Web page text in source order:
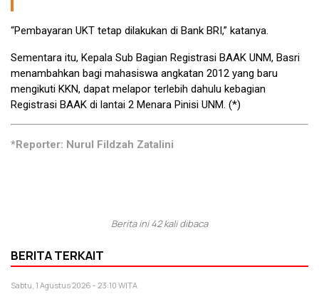
“Pembayaran UKT tetap dilakukan di Bank BRI,” katanya.
Sementara itu, Kepala Sub Bagian Registrasi BAAK UNM, Basri
menambahkan bagi mahasiswa angkatan 2012 yang baru
mengikuti KKN, dapat melapor terlebih dahulu kebagian
Registrasi BAAK di lantai 2 Menara Pinisi UNM. (*)
*Reporter: Nurul Fildzah Zatalini
Berita ini 42 kali dibaca
BERITA TERKAIT
Sabtu, 1 Agustus 2026 - 23:10 WITA